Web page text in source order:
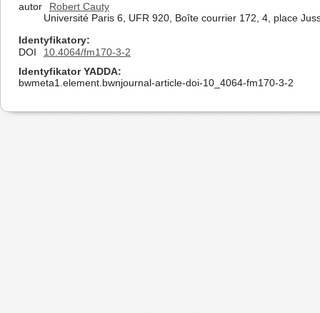
autor
Robert Cauty
Université Paris 6, UFR 920, Boîte courrier 172, 4, place
Identyfikatory
DOI
10.4064/fm170-3-2
Identyfikator YADDA
bwmeta1.element.bwnjournal-article-doi-10_4064-fm170-3-2